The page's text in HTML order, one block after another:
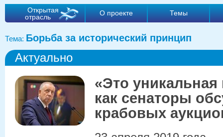
Открытая
отрасль
О проекте Темы
Тема: Борьба за исторический принцип
Актуально
«Это
как сенаторы
крабовых